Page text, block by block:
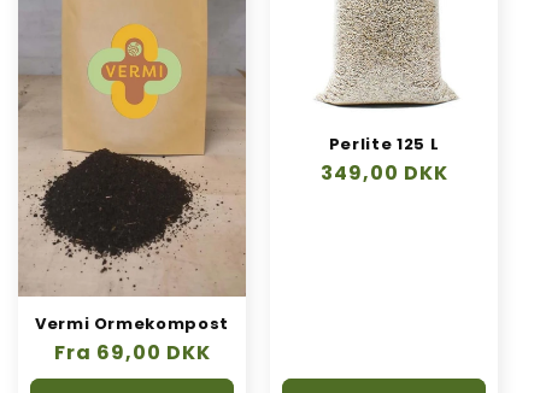
Vermi Ormekompost
Normalpris
Fra 69,00 DKK
Perlite 125 L
Normalpris
349,00 DKK